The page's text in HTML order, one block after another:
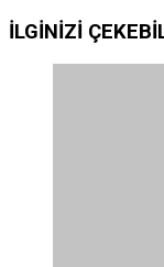
İLGİNİZİ